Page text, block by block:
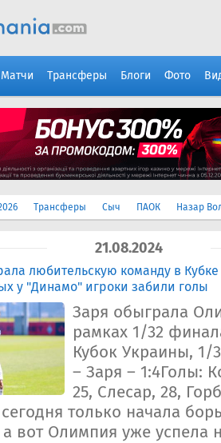
Матчи Трансферы Блоги Фото
Трансферы Сыч ПАОК Назар
21.08.2024
любительскую команду в
у "Динамо" игроки забили голы
Заря обыграла
рамках 1/32
Кубок Украины,
– Заря – 1:4Голы:
25, Слесар, 28,
только начала
вот Олимпия уже успела